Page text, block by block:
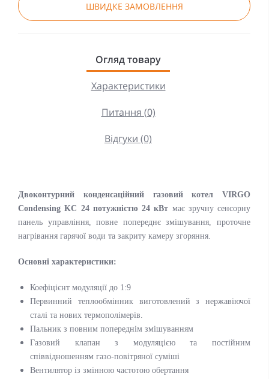
ШВИДКЕ ЗАМОВЛЕННЯ
Огляд товару
Характеристики
Питання (0)
Відгуки (0)
Двоконтурний конденсаційний газовий котел VIRGO
Condensing KC 24 потужністю 24 кВт має зручну сенсорну
панель управління, повне попереднє змішування, проточне
нагрівання гарячої води та закриту камеру згоряння.
Основні характеристики:
Коефіцієнт модуляції до 1:9
Первинний теплообмінник виготовлений з нержавіючої
сталі та нових термополімерів.
Пальник з повним попереднім змішуванням
Газовий клапан з модуляцією та постійним
співвідношенням газо-повітряної суміші
Вентилятор із змінною частотою обертання